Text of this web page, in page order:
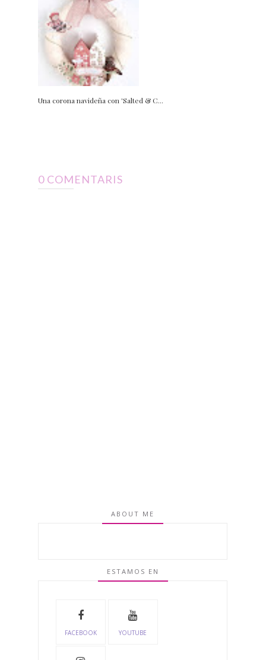
Una corona navideña con 'Salted & C...
0 COMENTARIS
ABOUT ME
ESTAMOS EN
FACEBOOK YOUTUBE